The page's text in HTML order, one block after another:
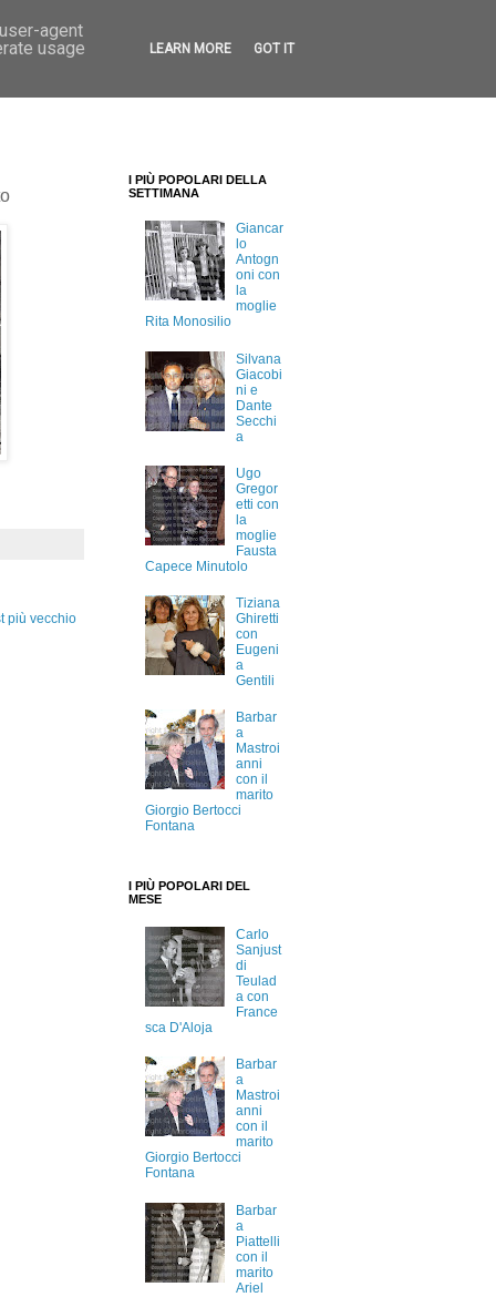
più vecchio
I PIÙ POPOLARI DELLA
SETTIMANA
Giancar
lo
Antogn
oni con
la
moglie
Rita Monosilio
Silvana
Giacobi
ni e
Dante
Secchi
a
Ugo
Gregor
etti con
la
moglie
Fausta
Capece Minutolo
Tiziana
Ghiretti
con
Eugeni
a
Gentili
Barbar
a
Mastroi
anni
con il
marito
Giorgio Bertocci
Fontana
I PIÙ POPOLARI DEL
MESE
Carlo
Sanjust
di
Teulad
a con
France
sca D'Aloja
Barbar
a
Mastroi
anni
con il
marito
Giorgio Bertocci
Fontana
Barbar
a
Piattelli
con il
marito
Ariel
agent
usage
LEARN MORE GOT IT